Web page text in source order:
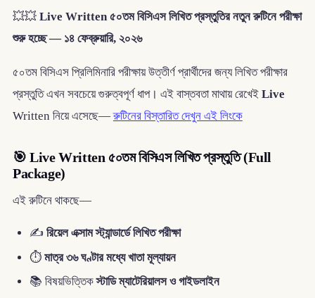
💥💥 Live Written ৫০তম বিসিএস লিখিত প্রস্তুতির নতুন রুটিনে পরীক্ষা
শুরু হচ্ছে — ১৪ ফেব্রুয়ারি, ২০২৬
৫০তম বিসিএস প্রিলিমিনারি পরীক্ষায় উত্তীর্ণ প্রার্থীদের জন্য লিখিত পরীক্ষার
প্রস্তুতি এখন সবচেয়ে গুরুত্বপূর্ণ ধাপ। এই বাস্তবতা মাথায় রেখেই Live
Written নিয়ে এসেছে—রুটিনের বিস্তারিত দেখুন এই লিংকে
🎯 Live Written ৫০তম বিসিএস লিখিত প্রস্তুতি (Full
Package)
এই রুটিনে থাকছে—
✍️ রিয়েল এক্সাম স্ট্যান্ডার্ডে লিখিত পরীক্ষা
⏱ মাত্র ৩৬ ঘণ্টার মধ্যে খাতা মূল্যায়ন
📚 বিষয়ভিত্তিকস্টাডি ম্যাটেরিয়ালস ও গাইডলাইন